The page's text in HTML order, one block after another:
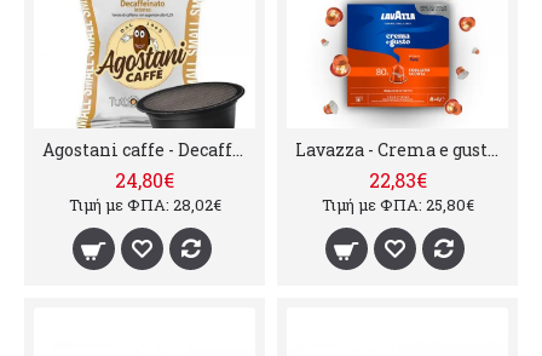
Agostani caffe - Decaffeinato intenso a modo mio, 100 τμχ
24,80€
Τιμή με ΦΠΑ: 28,02€
Lavazza - Crema e gusto forte, 80τμχ κάψουλες
22,83€
Τιμή με ΦΠΑ: 25,80€